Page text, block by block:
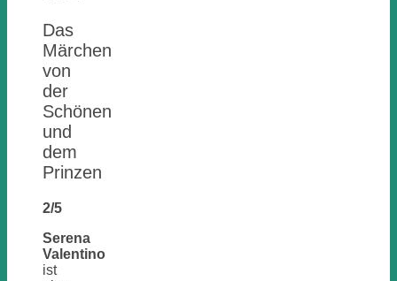
Das
Märchen
von
der
Schönen
und
dem
Prinzen
2/5
Serena
Valentino
ist